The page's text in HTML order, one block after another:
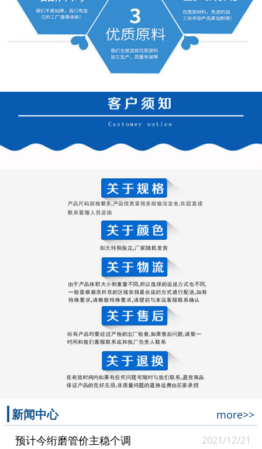
新闻中心
more>>
预计今绗磨管价主稳个调
2021/12/21